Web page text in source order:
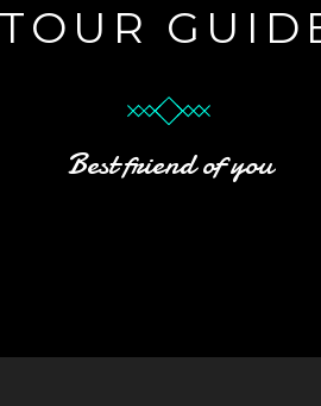
Best friend of you